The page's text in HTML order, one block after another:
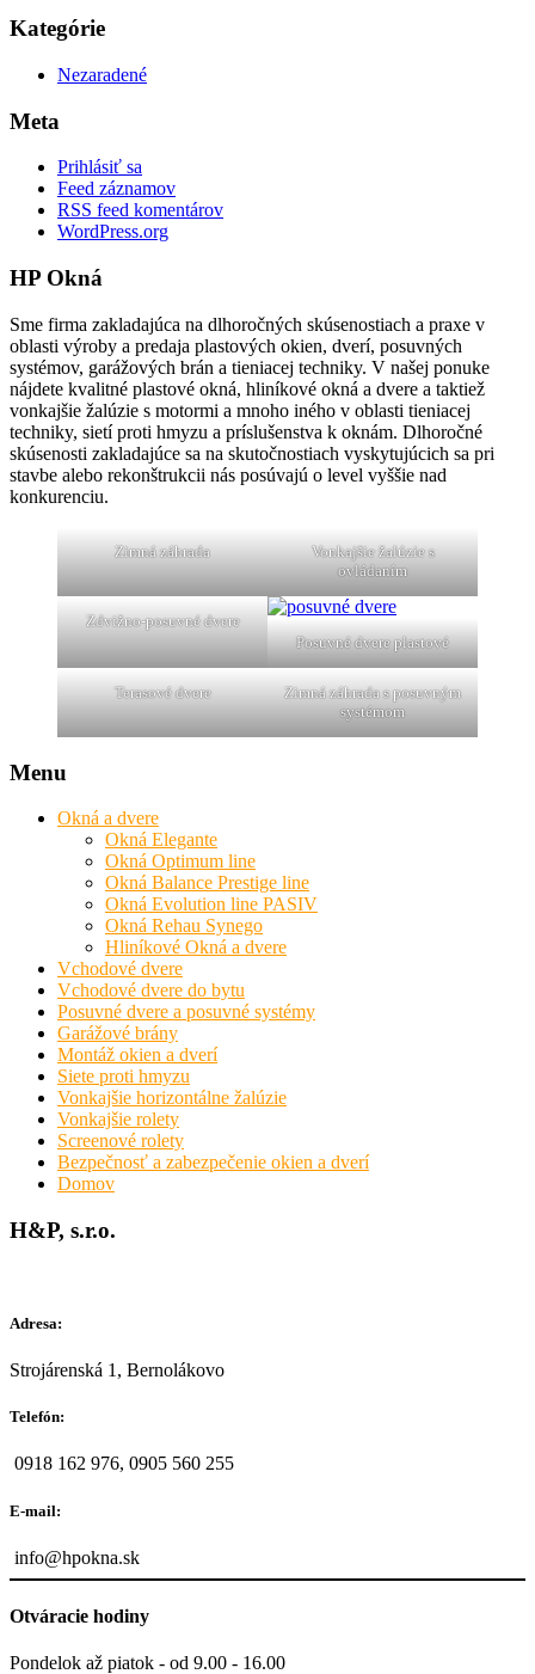
Kategórie
Nezaradené
Meta
Prihlásiť sa
Feed záznamov
RSS feed komentárov
WordPress.org
HP Okná
Sme firma zakladajúca na dlhoročných skúsenostiach a praxe v
oblasti výroby a predaja plastových okien, dverí, posuvných
systémov, garážových brán a tieniacej techniky. V našej ponuke
nájdete kvalitné plastové okná, hliníkové okná a dvere a taktiež
vonkajšie žalúzie s motormi a mnoho iného v oblasti tieniacej
techniky, sietí proti hmyzu a príslušenstva k oknám. Dlhoročné
skúsenosti zakladajúce sa na skutočnostiach vyskytujúcich sa pri
stavbe alebo rekonštrukcii nás posúvajú o level vyššie nad
konkurenciu.
Zimná záhrada
Vonkajšie žalúzie s
ovládaním
Zdvižno-posuvné dvere
Posuvné dvere plastové
Terasové dvere
Zimná záhrada s posuvným
systémom
Menu
Okná a dvere
Okná Elegante
Okná Optimum line
Okná Balance Prestige line
Okná Evolution line PASIV
Okná Rehau Synego
Hliníkové Okná a dvere
Vchodové dvere
Vchodové dvere do bytu
Posuvné dvere a posuvné systémy
Garážové brány
Montáž okien a dverí
Siete proti hmyzu
Vonkajšie horizontálne žalúzie
Vonkajšie rolety
Screenové rolety
Bezpečnosť a zabezpečenie okien a dverí
Domov
H&P, s.r.o.
Adresa:
Strojárenská 1, Bernolákovo
Telefón:
0918 162 976, 0905 560 255
E-mail:
info@hpokna.sk
Otváracie hodiny
Pondelok až piatok - od 9.00 - 16.00